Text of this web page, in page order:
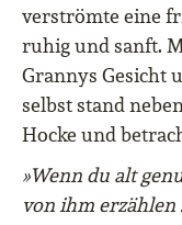
verströmte eine
ruhig und sanft.
Grannys Gesicht
selbst stand
Hocke und
»Wenn du alt
von ihm erzählen